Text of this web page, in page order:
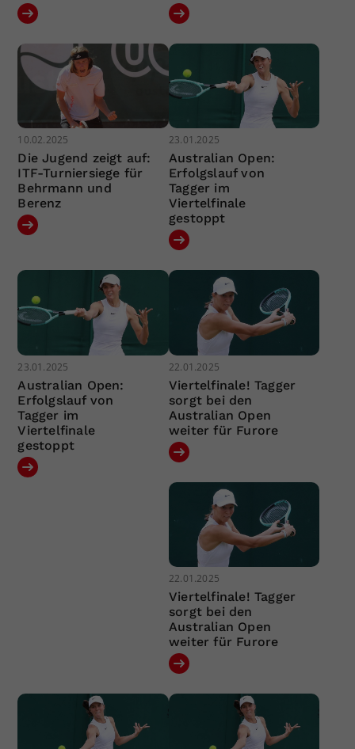
10.02.2025
Die Jugend zeigt auf:
ITF-Turniersiege für
Behrmann und
Berenz
23.01.2025
Australian Open:
Erfolgslauf von
Tagger im
Viertelfinale
gestoppt
23.01.2025
Australian Open:
Erfolgslauf von
Tagger im
Viertelfinale
gestoppt
22.01.2025
Viertelfinale! Tagger
sorgt bei den
Australian Open
weiter für Furore
22.01.2025
Viertelfinale! Tagger
sorgt bei den
Australian Open
weiter für Furore